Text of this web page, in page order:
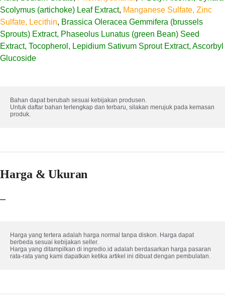
Scolymus (artichoke) Leaf Extract, Manganese Sulfate, Zinc
Sulfate, Lecithin, Brassica Oleracea Gemmifera (brussels
Sprouts) Extract, Phaseolus Lunatus (green Bean) Seed
Extract, Tocopherol, Lepidium Sativum Sprout Extract, Ascorbyl
Glucoside
Bahan dapat berubah sesuai kebijakan produsen.
Untuk daftar bahan terlengkap dan terbaru, silakan merujuk pada kemasan
produk.
Harga & Ukuran
–
Harga yang tertera adalah harga normal tanpa diskon. Harga dapat
berbeda sesuai kebijakan seller.
Harga yang ditampilkan di ingredio.id adalah berdasarkan harga pasaran
rata-rata yang kami dapatkan ketika artikel ini dibuat dengan pembulatan.